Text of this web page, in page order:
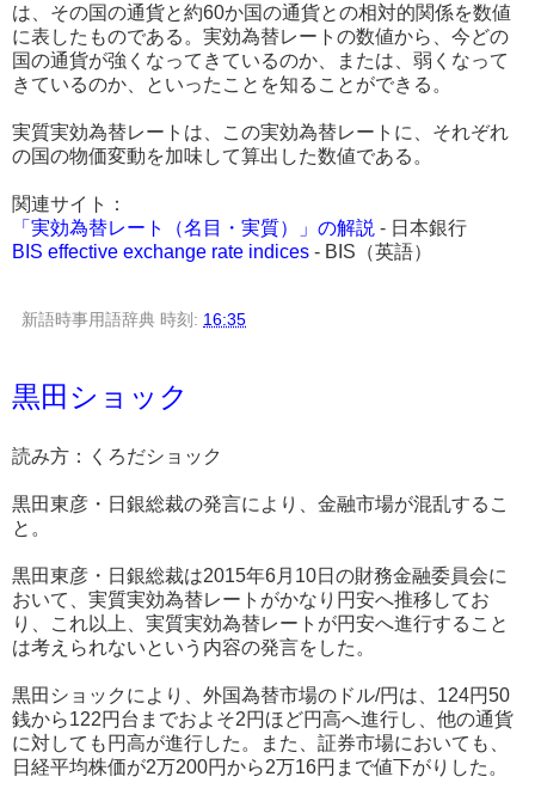
は、その国の通貨と約60か国の通貨との相対的関係を数値
に表したものである。実効為替レートの数値から、今どの
国の通貨が強くなってきているのか、または、弱くなって
きているのか、といったことを知ることができる。
実質実効為替レートは、この実効為替レートに、それぞれ
の国の物価変動を加味して算出した数値である。
関連サイト：
「実効為替レート（名目・実質）」の解説 - 日本銀行
BIS effective exchange rate indices - BIS（英語）
新語時事用語辞典 時刻: 16:35
黒田ショック
読み方：くろだショック
黒田東彦・日銀総裁の発言により、金融市場が混乱するこ
と。
黒田東彦・日銀総裁は2015年6月10日の財務金融委員会に
おいて、実質実効為替レートがかなり円安へ推移してお
り、これ以上、実質実効為替レートが円安へ進行すること
は考えられないという内容の発言をした。
黒田ショックにより、外国為替市場のドル/円は、124円50
銭から122円台までおよそ2円ほど円高へ進行し、他の通貨
に対しても円高が進行した。また、証券市場においても、
日経平均株価が2万200円から2万16円まで値下がりした。